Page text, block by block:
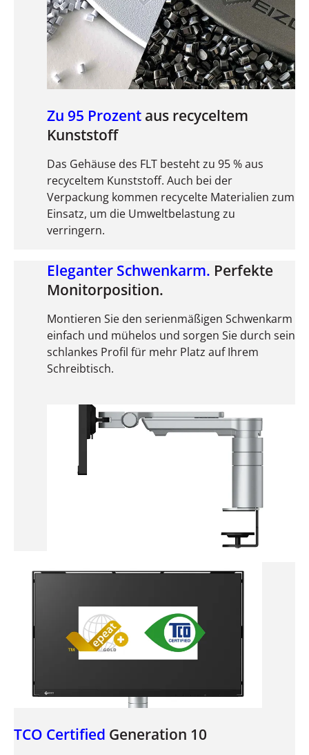
Zu 95 Prozent aus recyceltem
Kunststoff
Das Gehäuse des FLT besteht zu 95 % aus
recyceltem Kunststoff. Auch bei der
Verpackung kommen recycelte Materialien zum
Einsatz, um die Umweltbelastung zu
verringern.
Eleganter Schwenkarm. Perfekte
Monitorposition.
Montieren Sie den serienmäßigen Schwenkarm
einfach und mühelos und sorgen Sie durch sein
schlankes Profil für mehr Platz auf Ihrem
Schreibtisch.
TCO Certified Generation 10